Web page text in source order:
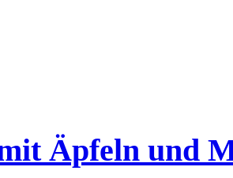
Äpfeln und